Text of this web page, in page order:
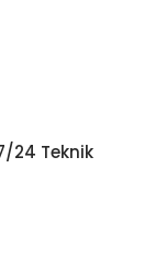
24 Teknik